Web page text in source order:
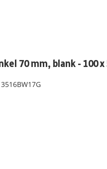
70 mm, blank - 100 x
3516BW17G